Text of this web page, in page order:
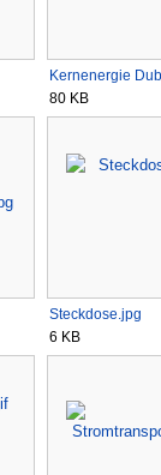
Kernenergie
80 KB
Steckdose.jpg
6 KB